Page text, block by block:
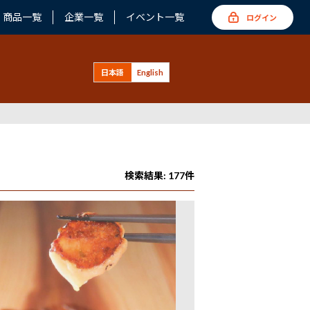
商品一覧 企業一覧 イベント一覧 ログイン
日本語 English
検索結果: 177件